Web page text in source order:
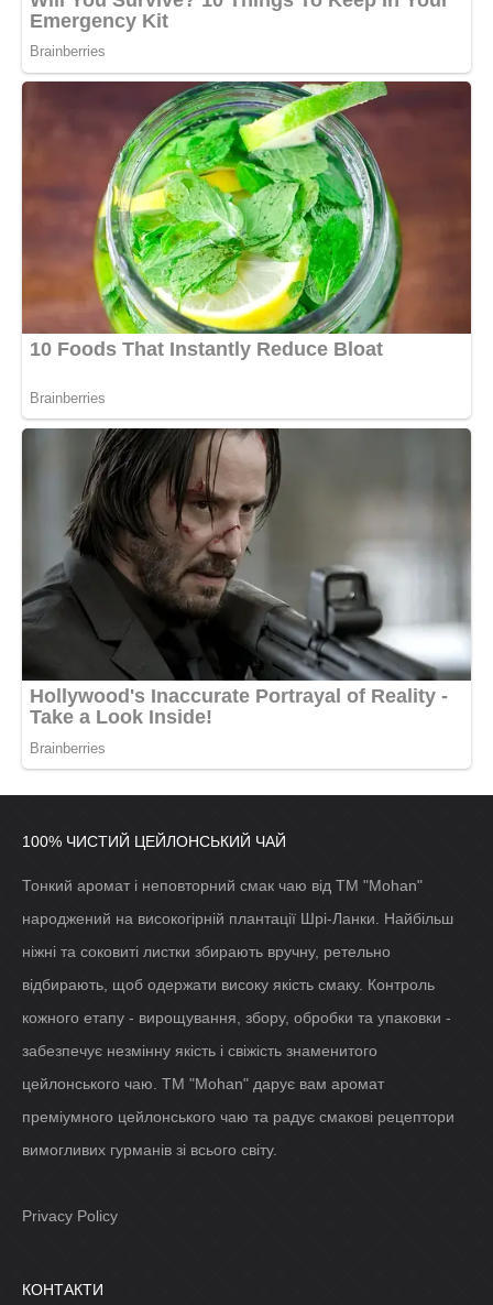
100% ЧИСТИЙ ЦЕЙЛОНСЬКИЙ ЧАЙ
Тонкий аромат і неповторний смак чаю від ТМ "Mohan"
народжений на високогірній плантації Шрі-Ланки. Найбільш
ніжні та соковиті листки збирають вручну, ретельно
відбирають, щоб одержати високу якість смаку. Контроль
кожного етапу - вирощування, збору, обробки та упаковки -
забезпечує незмінну якість і свіжість знаменитого
цейлонського чаю. ТМ "Mohan" дарує вам аромат
преміумного цейлонського чаю та радує смакові рецептори
вимогливих гурманів зі всього світу.
Privacy Policy
КОНТАКТИ